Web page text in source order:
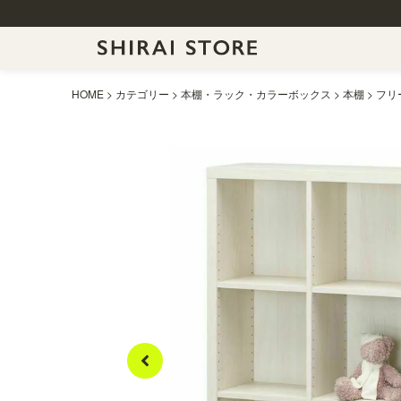
HOME カテゴリー 本棚・ラック・カラーボックス 本棚 フリ